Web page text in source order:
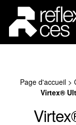
Page d'accueil>
Virtex®